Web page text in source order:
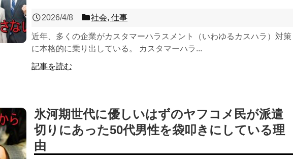
2026/4/8 社会,仕事
近年、多くの企業がカスタマーハラスメント（いわゆるカスハラ）対策
に本格的に乗り出している。 カスタマーハラ...
記事を読む
氷河期世代に優しいはずのヤフコメ民が派遣
切りにあった50代男性を袋叩きにしている理
由